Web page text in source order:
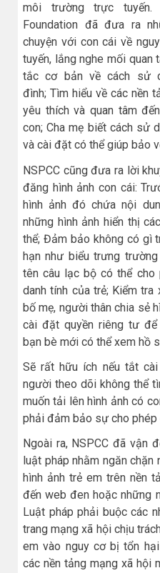
môi trường trực tuyến.
Foundation đã đưa ra
chuyện với con cái về
tuyến, lắng nghe mối quan
tắc cơ bản về cách sử
đình; Tìm hiểu về các nền
yêu thích và quan tâm
con; Cha mẹ biết cách sử
và cài đặt có thể giúp bảo
NSPCC cũng đưa ra lời
đăng hình ảnh con cái:
hình ảnh đó chứa nội
những hình ảnh hiển thị
thể; Đảm bảo không có gì
hạn như biểu trưng
tên câu lạc bộ có thể cho
danh tính của trẻ; Kiểm
bố mẹ, người thân chia sẻ
cài đặt quyền riêng tư
bạn bè mới có thể xem hồ
Sẽ rất hữu ích nếu tắt
người theo dõi không thể
muốn tải lên hình ảnh có
phải đảm bảo sự cho phép
Ngoài ra, NSPCC đã vận
luật pháp nhằm ngăn
hình ảnh trẻ em trên nền
đến web đen hoặc những
Luật pháp phải buộc các
trang mạng xã hội chịu
em vào nguy cơ bị tổn
các nền tảng mạng xã hội